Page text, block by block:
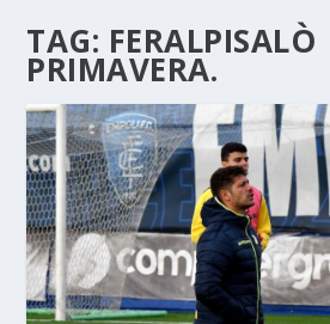
TAG: FERALPISALÒ
PRIMAVERA.